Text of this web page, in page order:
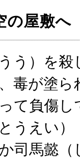
の屋敷へ
う）を殺
毒が塗ら
て負傷し
うえい）
司馬懿（